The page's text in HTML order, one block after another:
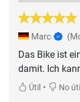
Marc
Das Bike ist
damit. Ich
Útil • No útil